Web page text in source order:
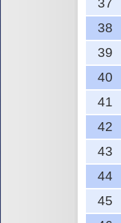
37
38
39
40
41
42
43
44
45